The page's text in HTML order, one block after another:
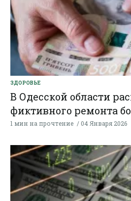
ЗДОРОВЬЕ
В Одесской области
фиктивного ремонта
1 мин на прочтение 04 Января 2026